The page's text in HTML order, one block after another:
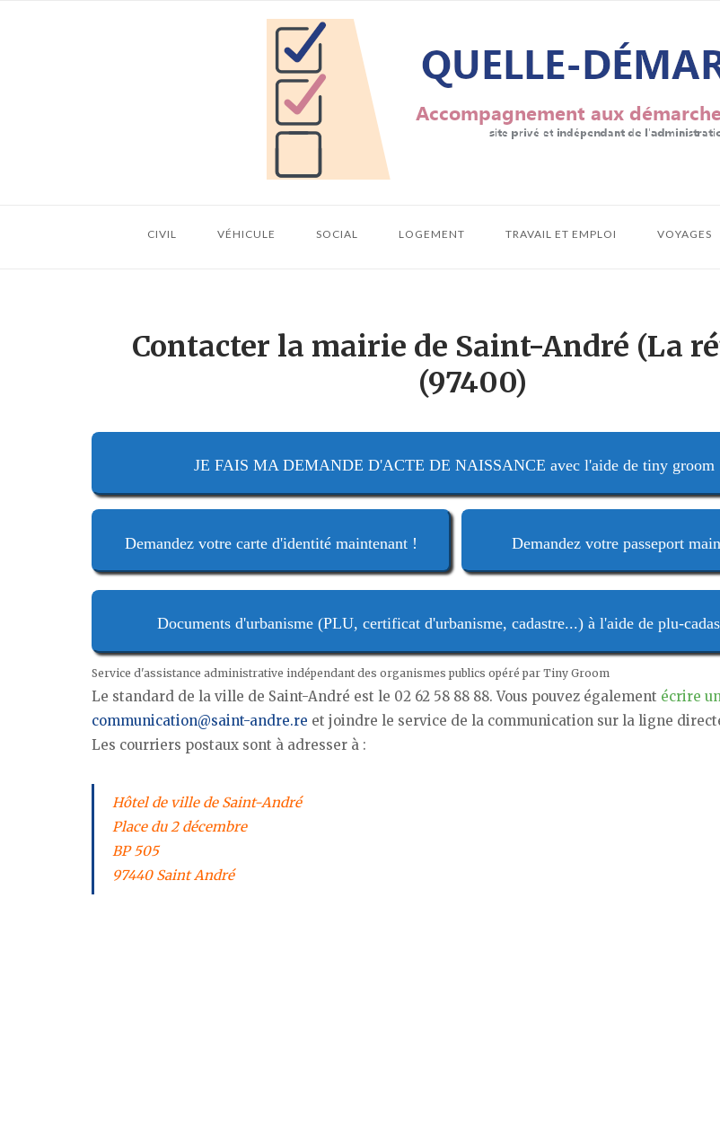
Home
CIVIL VÉHICULE SOCIAL LOGEMENT TRAVAIL ET EMPLOI VOYAGES
Contacter la mairie de Saint-André (La
(97400)
JE FAIS MA DEMANDE D'ACTE DE NAISSANCE avec l'aide de tiny groom
Demandez votre carte d'identité maintenant ! Demandez votre passeport
Documents d'urbanisme (PLU, certificat d'urbanisme, cadastre...) à l'aide de plu-
Service d'assistance administrative indépendant des organismes publics opéré par Tiny Groom
Le standard de la ville de Saint-André est le 02 62 58 88 88. Vous pouvez également écrire
communication@saint-andre.re et joindre le service de la communication sur la ligne
Les courriers postaux sont à adresser à :
Hôtel de ville de Saint-André
Place du 2 décembre
BP 505
97440 Saint André